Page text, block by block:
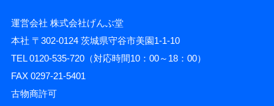
運営会社 株式会社げんぶ堂
本社 〒302-0124 茨城県守谷市美園1-1-10
TEL 0120-535-720（対応時間10：00～18：00）
FAX 0297-21-5401
古物商許可